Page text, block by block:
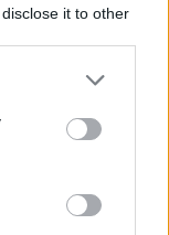
it to other